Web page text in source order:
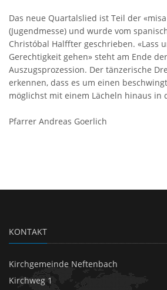
Das neue Quartalslied ist Teil der
(Jugendmesse) und wurde vom
Christóbal Halffter geschrieben. «Lass
Gerechtigkeit gehen» steht am Ende
Auszugsprozession. Der tänzerische
erkennen, dass es um einen
möglichst mit einem Lächeln hinaus in
Pfarrer Andreas Goerlich
KONTAKT
Kirchgemeinde Neftenbach
Kirchweg 1